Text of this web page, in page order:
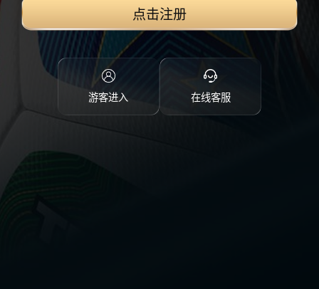
点击注册
游客进入 在线客服